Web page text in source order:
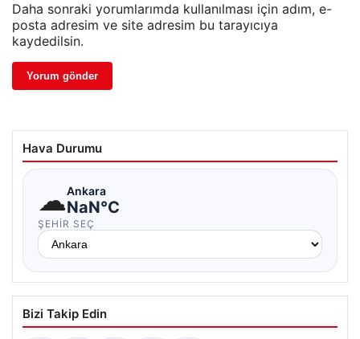
Daha sonraki yorumlarımda kullanılması için adım, e-
posta adresim ve site adresim bu tarayıcıya
kaydedilsin.
Hava Durumu
☁Ankara
NaN°C
ŞEHIR SEÇ
Bizi Takip Edin